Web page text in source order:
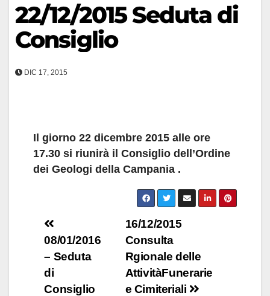
22/12/2015 Seduta di
Consiglio
DIC 17, 2015
Il giorno 22 dicembre 2015 alle ore
17.30 si riunirà il Consiglio dell’Ordine
dei Geologi della Campania .
Navigazione
articoli
16/12/2015
Consulta
Rgionale delle
AttivitàFunerarie
e Cimiteriali
08/01/2016
– Seduta
di
Consiglio